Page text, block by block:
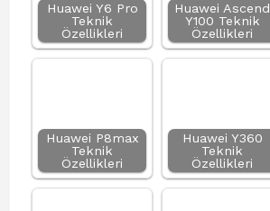
Huawei Y6 Pro
Teknik
Özellikleri
Huawei Ascend
Y100 Teknik
Özellikleri
Huawei P8max
Teknik
Özellikleri
Huawei Y360
Teknik
Özellikleri